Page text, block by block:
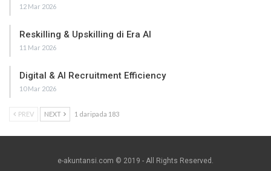
12 Mar 2026
Reskilling & Upskilling di Era AI
11 Mar 2026
Digital & AI Recruitment Efficiency
10 Mar 2026
PREV NEXT 1 daripada 183
e-akuntansi.com © 2019 - All Rights Reserved.